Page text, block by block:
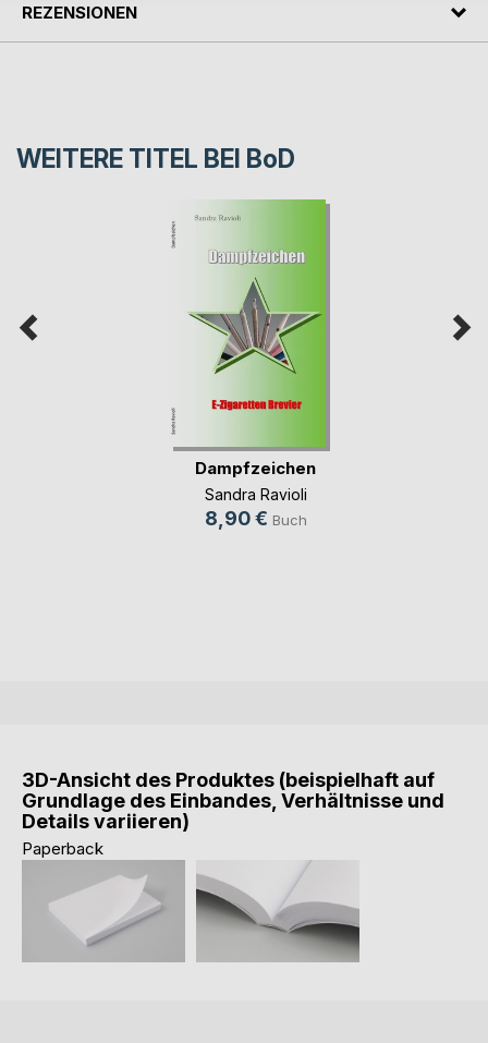
REZENSIONEN
WEITERE TITEL BEI BoD
Dampfzeichen
Sandra Ravioli
8,90 € Buch
3D-Ansicht des Produktes (beispielhaft auf
Grundlage des Einbandes, Verhältnisse und
Details variieren)
Paperback